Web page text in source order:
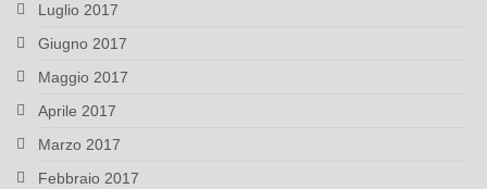
Luglio 2017
Giugno 2017
Maggio 2017
Aprile 2017
Marzo 2017
Febbraio 2017